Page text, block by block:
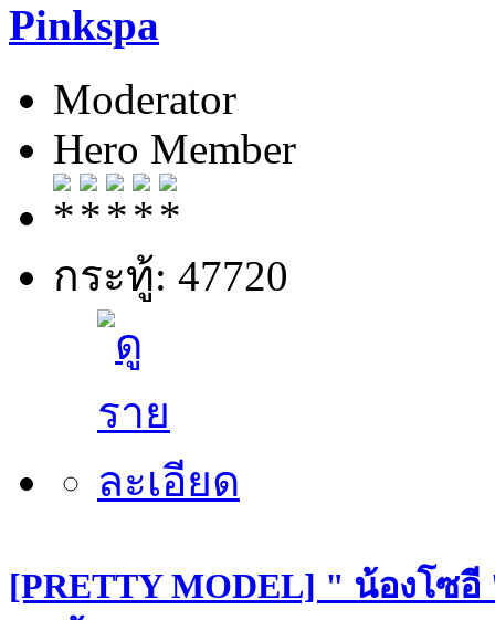
Pinkspa
Moderator
Hero Member
กระทู้: 47720
[PRETTY MODEL] " น้องโซ